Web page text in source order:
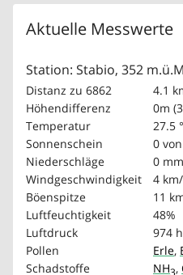
Aktuelle Messwerte
Station: Stabio, 352
Distanz zu 6862
4.1
Höhendifferenz
0m
Temperatur
27.5
Sonnenschein
0
Niederschläge
0
Windgeschwindigkeit
4
Böenspitze
11
Luftfeuchtigkeit
48%
Luftdruck
974
Pollen
Erle,
Schadstoffe
NH3,